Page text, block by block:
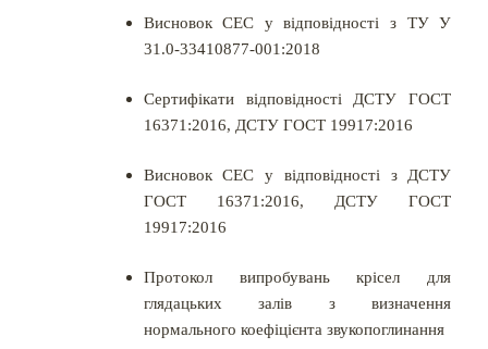
Висновок СЕС у відповідності з ТУ У
31.0-33410877-001:2018
Сертифікати відповідності ДСТУ ГОСТ
16371:2016, ДСТУ ГОСТ 19917:2016
Висновок СЕС у відповідності з ДСТУ
ГОСТ 16371:2016, ДСТУ ГОСТ
19917:2016
Протокол випробувань крісел для
глядацьких залів з визначення
нормального коефіцієнта звукопоглинання